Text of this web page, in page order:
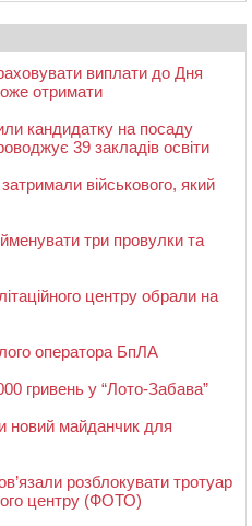
виплати до Дня
отримати
кандидатку на посаду
39 закладів освіти
військового, який
три провулки та
центру обрали на
оператора БпЛА
гривень у “Лото-Забава”
новий майданчик для
розблокувати тротуар
центру (ФОТО)